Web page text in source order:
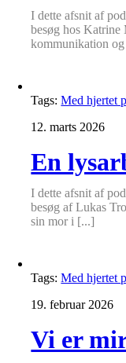
I dette afsnit af
besøg hos Katrine
kommunikation
Tags:Med hjertet
12. marts 2026
En
I dette afsnit af
besøg af Lukas
sin mor i [...]
Tags:Med hjertet
19. februar 2026
Vi er